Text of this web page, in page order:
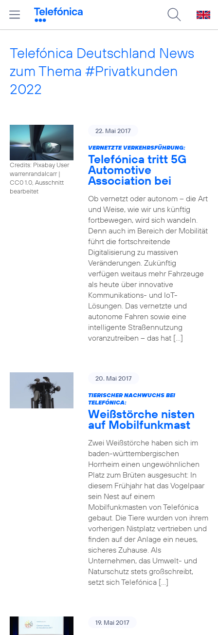
Telefónica Deutschland News
zum Thema #Privatkunden
2022
Credits: Pixabay User
warrenrandalcarr|
CC0 1.0, Ausschnitt
bearbeitet
22. Mai 2017
VERNETZTE VERKEHRSFÜHRUNG:
Telefónica tritt 5G
Automotive
Association bei
Ob vernetzt oder autonom – die Art
und Weise, wie wir uns künftig
fortbewegen, wird sich wandeln.
Denn auch im Bereich der Mobilität
führt die fortschreitende
Digitalisierung zu massiven
Veränderungen. Zukünftig
verfügen weitaus mehr Fahrzeuge
als heute über innovative
Kommunikations- und IoT-
Lösungen. Das vernetzte und
autonome Fahren sowie eine
intelligente Straßennutzung
voranzutreiben – das hat […]
20. Mai 2017
TIERISCHER NACHWUCHS BEI
TELEFÓNICA:
Weißstörche nisten
auf Mobilfunkmast
Zwei Weißstörche haben sich im
baden-württembergischen
Horrheim einen ungewöhnlichen
Platz zum Brüten ausgesucht: In
diesem Frühjahr hat das Vogelpaar
sein Nest auf einem
Mobilfunkmasten von Telefónica
gebaut. Die Tiere wurden von ihrem
vorherigen Nistplatz vertrieben und
finden auf der Anlage ein neues,
sicheres Zuhause. Als
Unternehmen, das Umwelt- und
Naturschutz stets großschreibt,
setzt sich Telefónica […]
19. Mai 2017